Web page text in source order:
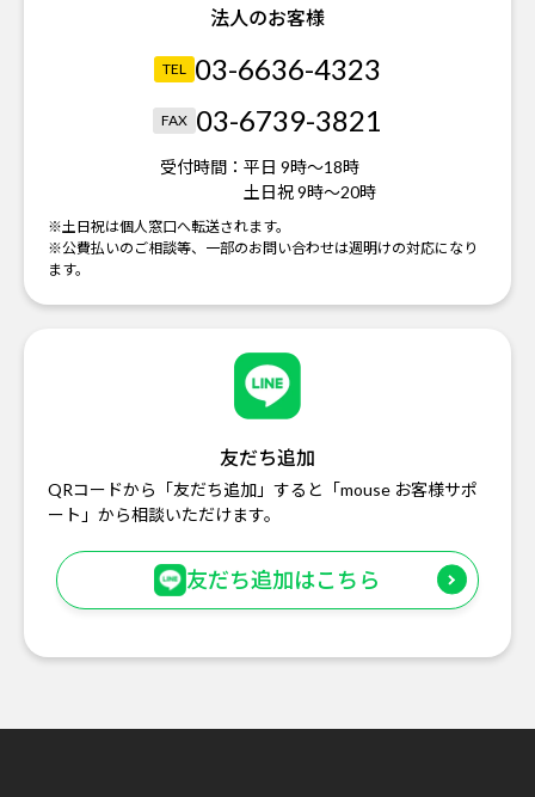
法人のお客様
TEL 03-6636-4323
FAX 03-6739-3821
受付時間： 平日 9時～18時
土日祝 9時～20時
※土日祝は個人窓口へ転送されます。
※公費払いのご相談等、一部のお問い合わせは週明けの対応になり
ます。
友だち追加
QRコードから「友だち追加」すると「mouse お客様サポ
ート」から相談いただけます。
友だち追加はこちら